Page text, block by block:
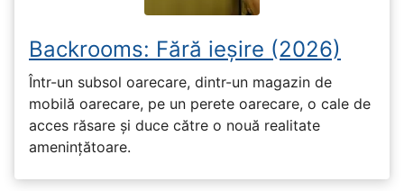
Backrooms: Fără ieșire (2026)
Într-un subsol oarecare, dintr-un magazin de
mobilă oarecare, pe un perete oarecare, o cale de
acces răsare și duce către o nouă realitate
amenințătoare.